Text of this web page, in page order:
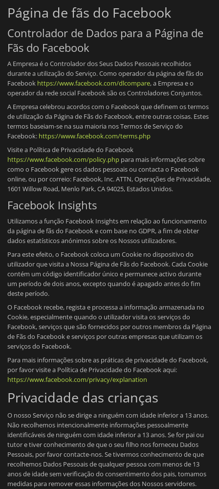
Página de fãs do Facebook
Controlador de Dados para a Página de
Fãs do Facebook
A Empresa é o Controlador dos Seus Dados Pessoais recolhidos
durante a utilização do Serviço. Como operador da página de fãs do
Facebook https://www.facebook.com/dlcompare, a Empresa e o
operador da rede social Facebook são os Controladores Conjuntos.
A Empresa celebrou acordos com o Facebook que definem os termos
de utilização da Página de Fãs do Facebook, entre outras coisas. Estes
termos baseiam-se na sua maioria nos Termos de Serviço do
Facebook: https://www.facebook.com/terms.php
Visite a Política de Privacidade do Facebook
https://www.facebook.com/policy.php para mais informações sobre
como o Facebook gere os dados pessoais ou contacta o Facebook
online, ou por correio: Facebook, Inc. ATTN, Operações de Privacidade,
1601 Willow Road, Menlo Park, CA 94025, Estados Unidos.
Facebook Insights
Utilizamos a função Facebook Insights em relação ao funcionamento
da página de fãs do Facebook e com base no GDPR, a fim de obter
dados estatísticos anónimos sobre os Nossos utilizadores.
Para este efeito, o Facebook coloca um Cookie no dispositivo do
utilizador que visita a Nossa Página de Fãs do Facebook. Cada Cookie
contém um código identificador único e permanece activo durante
um período de dois anos, excepto quando é apagado antes do fim
deste período.
O Facebook recebe, regista e processa a informação armazenada no
Cookie, especialmente quando o utilizador visita os serviços do
Facebook, serviços que são fornecidos por outros membros da Página
de Fãs do Facebook e serviços por outras empresas que utilizam os
serviços do Facebook.
Para mais informações sobre as práticas de privacidade do Facebook,
por favor visite a Política de Privacidade do Facebook aqui:
https://www.facebook.com/privacy/explanation
Privacidade das crianças
O nosso Serviço não se dirige a ninguém com idade inferior a 13 anos.
Não recolhemos intencionalmente informações pessoalmente
identificáveis de ninguém com idade inferior a 13 anos. Se for pai ou
tutor e tiver conhecimento de que o seu filho nos forneceu Dados
Pessoais, por favor contacte-nos. Se tivermos conhecimento de que
recolhemos Dados Pessoais de qualquer pessoa com menos de 13
anos de idade sem verificação do consentimento dos pais, tomamos
medidas para remover essas informações dos Nossos servidores.